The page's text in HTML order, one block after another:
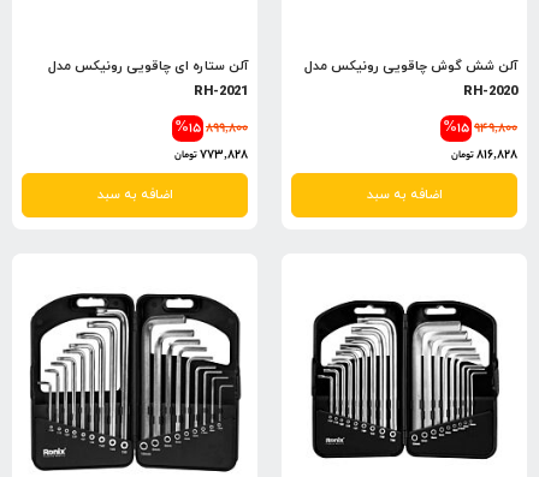
آلن شش گوش چاقویی رونیکس مدل
RH-2020
%15 949,800
816,828تومان
اضافه به سبد
آلن ستاره ای چاقویی رونیکس مدل
RH-2021
%15 899,800
773,828تومان
اضافه به سبد